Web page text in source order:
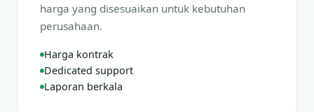
harga yang disesuaikan untuk kebutuhan
perusahaan.
Harga kontrak
Dedicated support
Laporan berkala